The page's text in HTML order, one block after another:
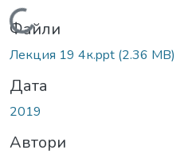
Вантажиться...
Файли
Лекция 19 4к.ppt (2.36 MB)
Дата
2019
Автори